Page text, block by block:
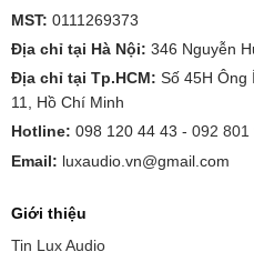
MST: 0111269373
Địa chỉ tại Hà Nội: 346 Nguyễn
Địa chỉ tại Tp.HCM: Số 45H Ông
11, Hồ Chí Minh
Hotline: 098 120 44 43 - 092 801
Email: luxaudio.vn@gmail.com
Giới thiệu
Tin Lux Audio